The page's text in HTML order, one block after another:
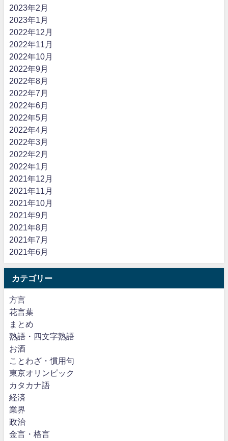
2023年2月
2023年1月
2022年12月
2022年11月
2022年10月
2022年9月
2022年8月
2022年7月
2022年6月
2022年5月
2022年4月
2022年3月
2022年2月
2022年1月
2021年12月
2021年11月
2021年10月
2021年9月
2021年8月
2021年7月
2021年6月
カテゴリー
方言
花言葉
まとめ
熟語・四文字熟語
お酒
ことわざ・慣用句
東京オリンピック
カタカナ語
経済
業界
政治
金言・格言